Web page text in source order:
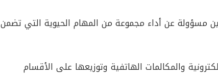
مسؤولة عن أداء مجموعة من المهام الحيوية التي تضمن
والمكالمات الهاتفية وتوزيعها على الأقسام